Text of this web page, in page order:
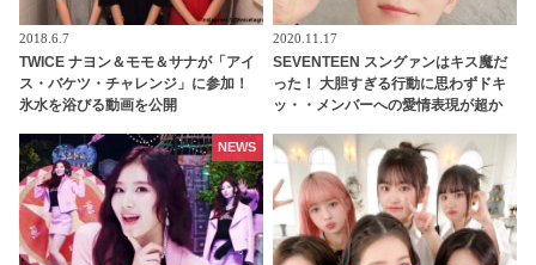
2018.6.7
TWICE ナヨン＆モモ＆サナが「アイ
ス・バケツ・チャレンジ」に参加！
氷水を浴びる動画を公開
2020.11.17
SEVENTEEN スングァンはキス魔だ
った！ 大胆すぎる行動に思わずドキ
ッ・・メンバーへの愛情表現が超か
NEWS